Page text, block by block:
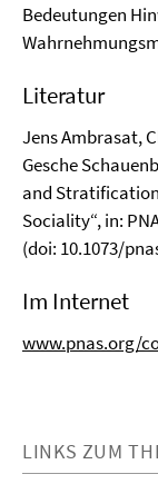
Bedeutungen
Literatur
Jens Ambrasat,
Gesche
and
Sociality“, in:
(doi: 10.1073/
Im Internet
www.pnas.org/
LINKS ZUM